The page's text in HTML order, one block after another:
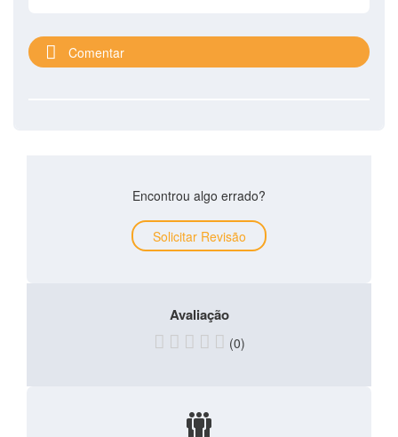
Comentar
Encontrou algo errado?
Solicitar Revisão
Avaliação
(0)